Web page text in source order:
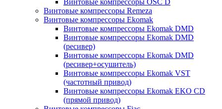
Винтовые компрессоры OSC D
Винтовые компрессоры Remeza
Винтовые компрессоры Ekomak
Винтовые компрессоры Ekomak DMD
Винтовые компрессоры Ekomak DMD
(ресивер)
Винтовые компрессоры Ekomak DMD
(ресивер+осушитель)
Винтовые компрессоры Ekomak VST
(частотный привод)
Винтовые компрессоры Ekomak EKO CD
(прямой привод)